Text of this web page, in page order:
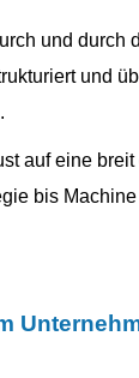
und durch
und
auf eine
bis